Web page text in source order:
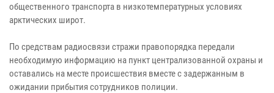
общественного транспорта в низкотемпературных условиях
арктических широт.
По средствам радиосвязи стражи правопорядка передали
необходимую информацию на пункт централизованной охраны и
оставались на месте происшествия вместе с задержанным в
ожидании прибытия сотрудников полиции.